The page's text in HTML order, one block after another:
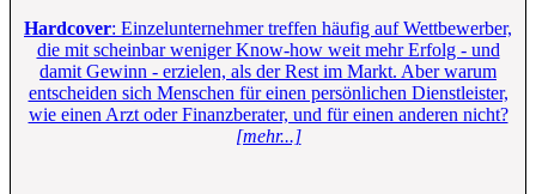
Hardcover: Einzelunternehmer treffen häufig auf Wettbewerber,
die mit scheinbar weniger Know-how weit mehr Erfolg - und
damit Gewinn - erzielen, als der Rest im Markt. Aber warum
entscheiden sich Menschen für einen persönlichen Dienstleister,
wie einen Arzt oder Finanzberater, und für einen anderen nicht?
[mehr...]